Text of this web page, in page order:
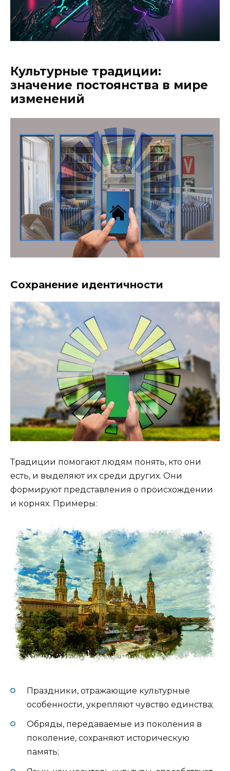
Культурные традиции:
значение постоянства в мире
изменений
Сохранение идентичности
Традиции помогают людям понять, кто они
есть, и выделяют их среди других. Они
формируют представления о происхождении
и корнях. Примеры:
Праздники, отражающие культурные
особенности, укрепляют чувство единства;
Обряды, передаваемые из поколения в
поколение, сохраняют историческую
память;